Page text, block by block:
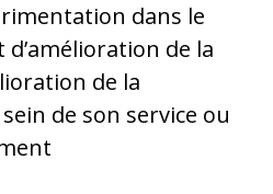
dans le
d’amélioration de la
de la
de son service ou